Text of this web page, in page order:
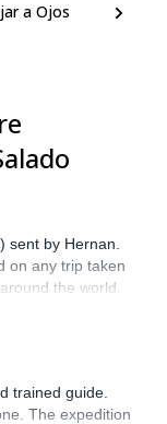
a Ojos
sent by Hernan.
on any trip taken
the world.
a guide who's
on a 6016 meter
always worn
mountains. An
frost bite as it
trained guide.
The expedition